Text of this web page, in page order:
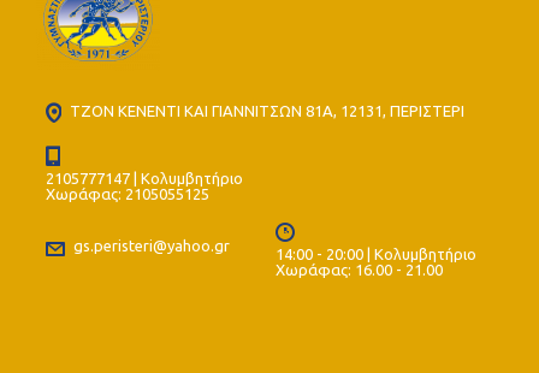
ΤΖΟΝ ΚΕΝΕΝΤΙ ΚΑΙ ΓΙΑΝΝΙΤΣΩΝ 81Α, 12131, ΠΕΡΙΣΤΕΡΙ
2105777147 | Κολυμβητήριο
Χωράφας: 2105055125
gs.peristeri@yahoo.gr
14:00 - 20:00 | Κολυμβητήριο
Χωράφας: 16.00 - 21.00